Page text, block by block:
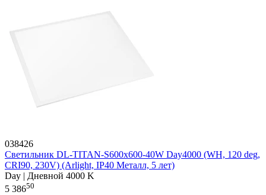
038426
Светильник DL-TITAN-S600x600-40W Day4000 (WH, 120 deg,
CRI90, 230V) (Arlight, IP40 Металл, 5 лет)
Day | Дневной 4000 K
5 38650